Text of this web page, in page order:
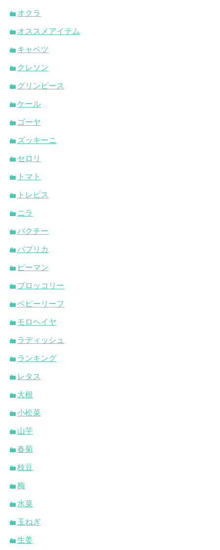
オクラ
オススメアイテム
キャベツ
クレソン
グリンピース
ケール
ゴーヤ
ズッキーニ
セロリ
トマト
トレビス
ニラ
パクチー
パプリカ
ピーマン
ブロッコリー
ベビーリーフ
モロヘイヤ
ラディッシュ
ランキング
レタス
大根
小松菜
山芋
春菊
枝豆
梅
水菜
玉ねぎ
生姜